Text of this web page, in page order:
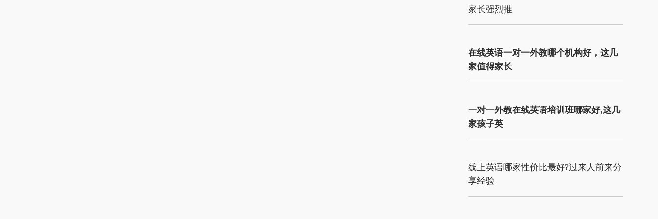
家长强烈推
在线英语一对一外教哪个机构好，这几
家值得家长
一对一外教在线英语培训班哪家好,这几
家孩子英
线上英语哪家性价比最好?过来人前来分
享经验